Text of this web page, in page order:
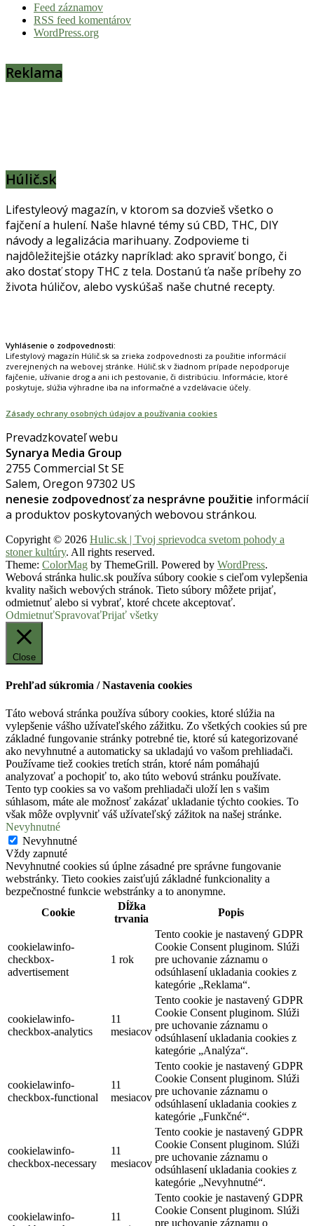
Feed záznamov
RSS feed komentárov
WordPress.org
Reklama
Húlič.sk
Lifestyleový magazín, v ktorom sa dozvieš všetko o
fajčení a hulení. Naše hlavné témy sú CBD, THC, DIY
návody a legalizácia marihuany. Zodpovieme ti
najdôležitejšie otázky napríklad: ako spraviť bongo, či
ako dostať stopy THC z tela. Dostanú ťa naše príbehy zo
života húličov, alebo vyskúšaš naše chutné recepty.
Vyhlásenie o zodpovednosti:
Lifestylový magazín Húlič.sk sa zrieka zodpovednosti za použitie informácií
zverejnených na webovej stránke. Húlič.sk v žiadnom prípade nepodporuje
fajčenie, užívanie drog a ani ich pestovanie, či distribúciu. Informácie, ktoré
poskytuje, slúžia výhradne iba na informačné a vzdelávacie účely.
Zásady ochrany osobných údajov a používania cookies
Prevadzkovateľ webu
Synarya Media Group
2755 Commercial St SE
Salem, Oregon 97302 US
nenesie zodpovednosť za nesprávne použitie informácií
a produktov poskytovaných webovou stránkou.
Copyright © 2026 Hulic.sk | Tvoj sprievodca svetom pohody a
stoner kultúry. All rights reserved.
Theme: ColorMag by ThemeGrill. Powered by WordPress.
Webová stránka hulic.sk používa súbory cookie s cieľom vylepšenia
kvality našich webových stránok. Tieto súbory môžete prijať,
odmietnuť alebo si vybrať, ktoré chcete akceptovať.
OdmietnuťSpravovaťPrijať všetky
Close
Prehľad súkromia / Nastavenia cookies
Táto webová stránka používa súbory cookies, ktoré slúžia na
vylepšenie vášho užívateľského zážitku. Zo všetkých cookies sú pre
základné fungovanie stránky potrebné tie, ktoré sú kategorizované
ako nevyhnutné a automaticky sa ukladajú vo vašom prehliadači.
Používame tiež cookies tretích strán, ktoré nám pomáhajú
analyzovať a pochopiť to, ako túto webovú stránku používate.
Tento typ cookies sa vo vašom prehliadači uloží len s vašim
súhlasom, máte ale možnosť zakázať ukladanie týchto cookies. To
však môže ovplyvniť váš užívateľský zážitok na našej stránke.
Nevyhnutné
Nevyhnutné
Vždy zapnuté
Nevyhnutné cookies sú úplne zásadné pre správne fungovanie
webstránky. Tieto cookies zaisťujú základné funkcionality a
bezpečnostné funkcie webstránky a to anonymne.
Cookie
Dĺžka
trvania
Popis
cookielawinfo-
checkbox-
advertisement
1 rok
Tento cookie je nastavený GDPR
Cookie Consent pluginom. Slúži
pre uchovanie záznamu o
odsúhlasení ukladania cookies z
kategórie „Reklama“.
cookielawinfo-
checkbox-analytics
11
mesiacov
Tento cookie je nastavený GDPR
Cookie Consent pluginom. Slúži
pre uchovanie záznamu o
odsúhlasení ukladania cookies z
kategórie „Analýza“.
cookielawinfo-
checkbox-functional
11
mesiacov
Tento cookie je nastavený GDPR
Cookie Consent pluginom. Slúži
pre uchovanie záznamu o
odsúhlasení ukladania cookies z
kategórie „Funkčné“.
cookielawinfo-
checkbox-necessary
11
mesiacov
Tento cookie je nastavený GDPR
Cookie Consent pluginom. Slúži
pre uchovanie záznamu o
odsúhlasení ukladania cookies z
kategórie „Nevyhnutné“.
cookielawinfo-
11
Tento cookie je nastavený GDPR
Cookie Consent pluginom. Slúži
pre uchovanie záznamu o